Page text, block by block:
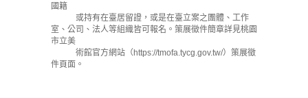
國籍
或持有在臺居留證，或是在臺立案之團體、工作
室、公司、法人等組織皆可報名。策展徵件簡章詳見桃園
市立美
術館官方網站（https://tmofa.tycg.gov.tw/）策展徵
件頁面。